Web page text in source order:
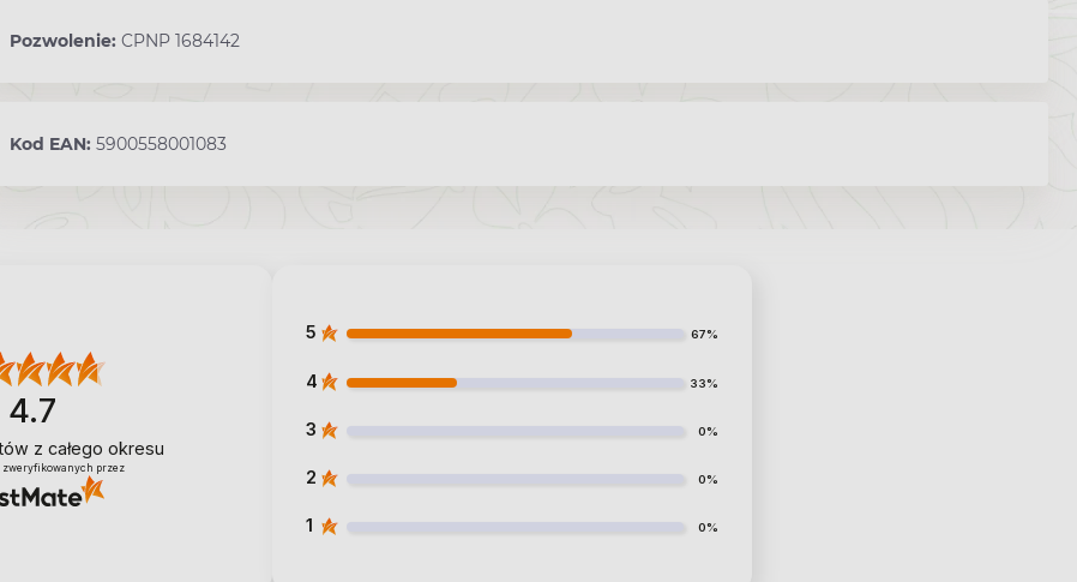
Pozwolenie: CPNP 1684142
Kod EAN: 5900558001083
4.7
z całego okresu
zweryfikowanych przez
5 67%
4 33%
3 0%
2 0%
1 0%